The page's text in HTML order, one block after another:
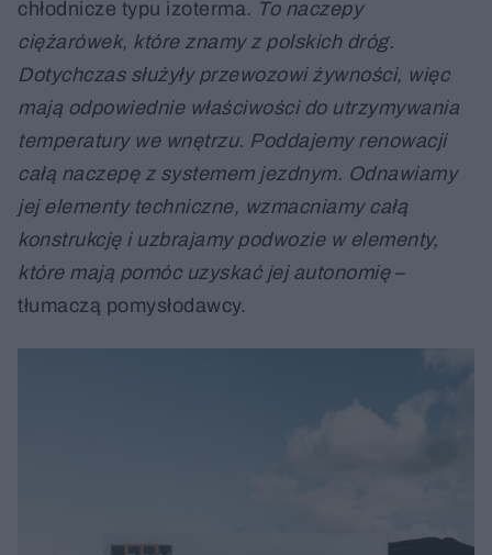
chłodnicze typu izoterma. To naczepy
ciężarówek, które znamy z polskich dróg.
Dotychczas służyły przewozowi żywności, więc
mają odpowiednie właściwości do utrzymywania
temperatury we wnętrzu. Poddajemy renowacji
całą naczepę z systemem jezdnym. Odnawiamy
jej elementy techniczne, wzmacniamy całą
konstrukcję i uzbrajamy podwozie w elementy,
które mają pomóc uzyskać jej autonomię–
tłumaczą pomysłodawcy.